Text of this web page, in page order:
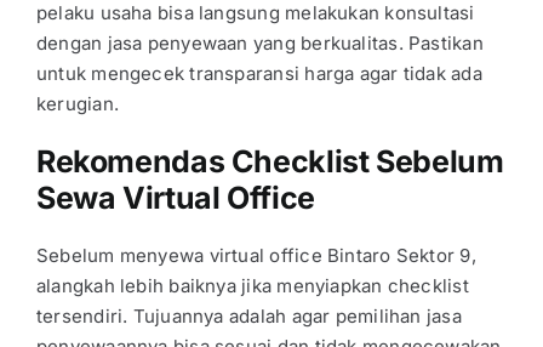
pelaku usaha bisa langsung melakukan konsultasi
dengan jasa penyewaan yang berkualitas. Pastikan
untuk mengecek transparansi harga agar tidak ada
kerugian.
Rekomendas Checklist Sebelum
Sewa Virtual Office
Sebelum menyewa virtual office Bintaro Sektor 9,
alangkah lebih baiknya jika menyiapkan checklist
tersendiri. Tujuannya adalah agar pemilihan jasa